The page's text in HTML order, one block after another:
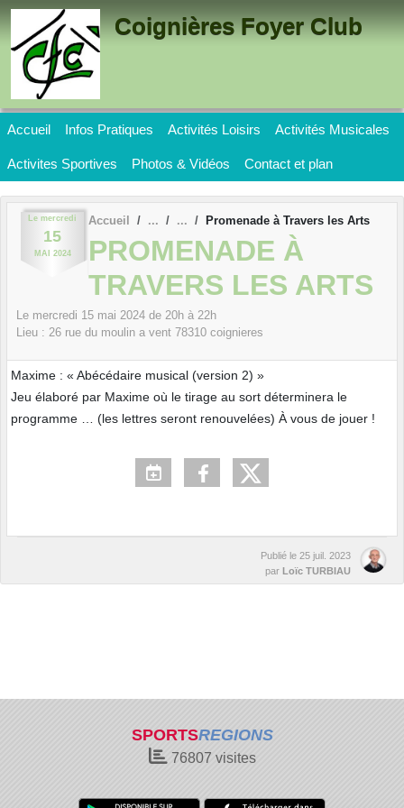
Coignières Foyer Club
Accueil Infos Pratiques Activités Loisirs Activités Musicales
Activites Sportives Photos & Vidéos Contact et plan
Le mercredi
15
MAI 2024
Accueil Promenade à Travers les Arts
PROMENADE À
TRAVERS LES ARTS
Le mercredi 15 mai 2024 de 20h à 22h
Lieu : 26 rue du moulin a vent 78310 coignieres
Maxime : « Abécédaire musical (version 2) »
Jeu élaboré par Maxime où le tirage au sort déterminera le
programme … (les lettres seront renouvelées) À vous de jouer !
Publié le 25 juil. 2023
par Loïc TURBIAU
SPORTSREGIONS
76807 visites
Panneau de gestion des cookies